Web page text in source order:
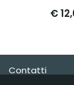
€
Contatti